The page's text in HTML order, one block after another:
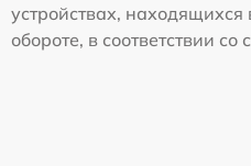
устройствах,
обороте, в соответствии